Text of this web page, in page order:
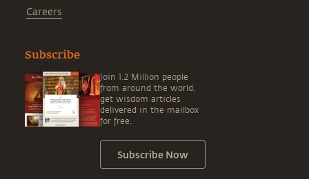
Careers
Subscribe
Join 1.2 Million people
from around the world,
get wisdom articles
delivered in the mailbox
for free.
Subscribe Now